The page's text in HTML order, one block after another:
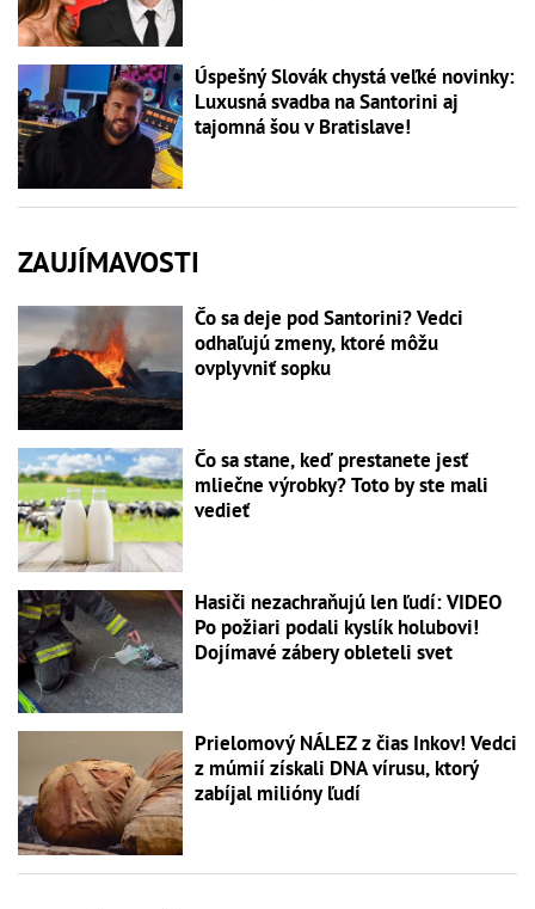
Úspešný Slovák chystá veľké novinky:
Luxusná svadba na Santorini aj
tajomná šou v Bratislave!
ZAUJÍMAVOSTI
Čo sa deje pod Santorini? Vedci
odhaľujú zmeny, ktoré môžu
ovplyvniť sopku
Čo sa stane, keď prestanete jesť
mliečne výrobky? Toto by ste mali
vedieť
Hasiči nezachraňujú len ľudí: VIDEO
Po požiari podali kyslík holubovi!
Dojímavé zábery obleteli svet
Prielomový NÁLEZ z čias Inkov! Vedci
z múmií získali DNA vírusu, ktorý
zabíjal milióny ľudí